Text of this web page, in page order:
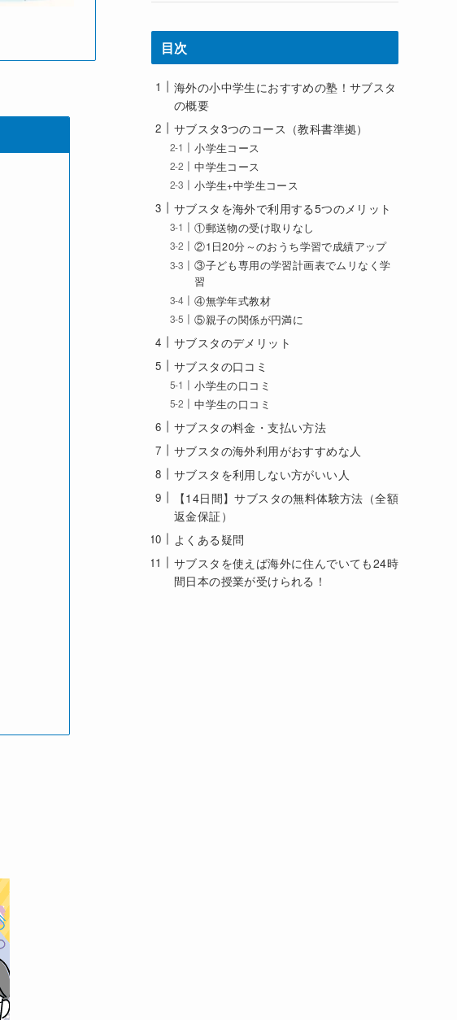
目次
海外の小中学生におすすめの塾！サブスタ
の概要
サブスタ3つのコース（教科書準拠）
小学生コース
中学生コース
小学生+中学生コース
サブスタを海外で利用する5つのメリット
①郵送物の受け取りなし
②1日20分～のおうち学習で成績アップ
③子ども専用の学習計画表でムリなく学
習
④無学年式教材
⑤親子の関係が円満に
サブスタのデメリット
サブスタの口コミ
小学生の口コミ
中学生の口コミ
サブスタの料金・支払い方法
サブスタの海外利用がおすすめな人
サブスタを利用しない方がいい人
【14日間】サブスタの無料体験方法（全額
返金保証）
よくある疑問
サブスタを使えば海外に住んでいても24時
間日本の授業が受けられる！